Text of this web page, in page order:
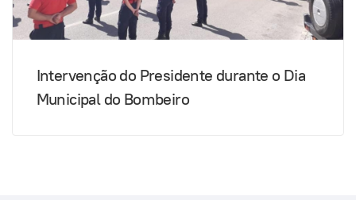
Intervenção do Presidente durante o Dia
Municipal do Bombeiro